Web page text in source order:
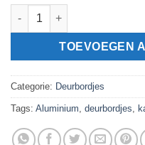
Aluminium deurbordje
TOEVOEGEN
Categorie: Deurbordjes
Tags: Aluminium deurbordjes